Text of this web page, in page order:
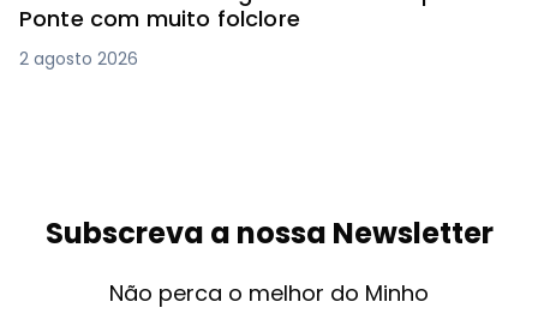
Ponte com muito folclore
2 agosto 2026
Subscreva a nossa Newsletter
Não perca o melhor do Minho